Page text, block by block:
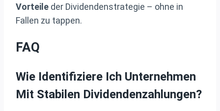
Vorteile der Dividendenstrategie – ohne in
Fallen zu tappen.
FAQ
Wie Identifiziere Ich Unternehmen
Mit Stabilen Dividendenzahlungen?